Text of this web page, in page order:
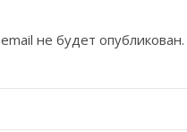
не будет опубликован.